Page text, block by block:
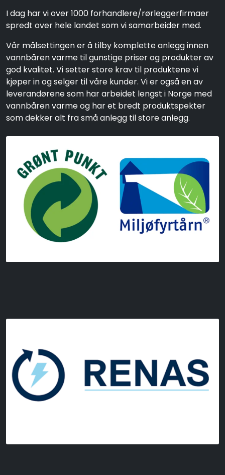
I dag har vi over 1000 forhandlere/rørleggerfirmaer
spredt over hele landet som vi samarbeider med.
Vår målsettingen er å tilby komplette anlegg innen
vannbåren varme til gunstige priser og produkter av
god kvalitet. Vi setter store krav til produktene vi
kjøper in og selger til våre kunder. Vi er også en av
leverandørene som har arbeidet lengst i Norge med
vannbåren varme og har et bredt produktspekter
som dekker alt fra små anlegg til store anlegg.